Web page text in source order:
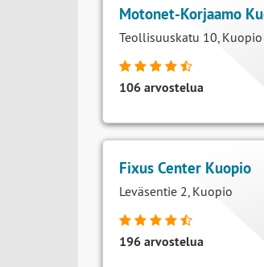
Motonet-Korjaamo
Teollisuuskatu 10, Kuopio
106 arvostelua
Fixus Center Kuopio
Leväsentie 2, Kuopio